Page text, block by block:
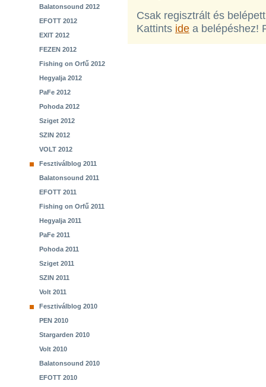
Balatonsound 2012
EFOTT 2012
EXIT 2012
FEZEN 2012
Fishing on Orfű 2012
Hegyalja 2012
PaFe 2012
Pohoda 2012
Sziget 2012
SZIN 2012
VOLT 2012
Fesztiválblog 2011
Balatonsound 2011
EFOTT 2011
Fishing on Orfű 2011
Hegyalja 2011
PaFe 2011
Pohoda 2011
Sziget 2011
SZIN 2011
Volt 2011
Fesztiválblog 2010
PEN 2010
Stargarden 2010
Volt 2010
Balatonsound 2010
EFOTT 2010
Csak regisztrált és
Kattints ide a belépéshez!